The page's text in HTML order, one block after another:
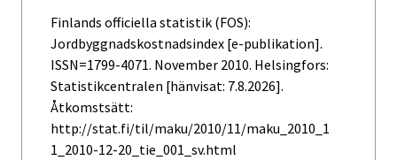
Finlands officiella statistik (FOS):
Jordbyggnadskostnadsindex [e-publikation].
ISSN=1799-4071. November 2010. Helsingfors:
Statistikcentralen [hänvisat: 7.8.2026].
Åtkomstsätt:
http://stat.fi/til/maku/2010/11/maku_2010_1
1_2010-12-20_tie_001_sv.html